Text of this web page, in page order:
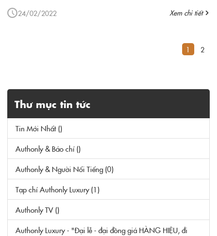
Thư mục tin tức
Tin Mới Nhất ()
Authonly & Báo chí ()
Authonly & Người Nổi Tiếng (0)
Tạp chí Authonly Luxury (1)
Authonly TV ()
Authonly Luxury - "Đại lễ - đại đồng giá HÀNG HIỆU, đi
24/02/2022 Xem chi tiết
1 2